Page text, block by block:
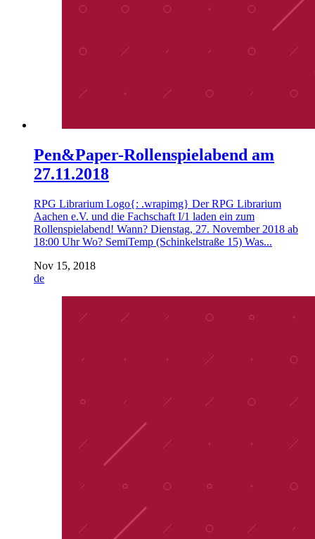
Pen&Paper-Rollenspielabend am
27.11.2018
RPG Librarium Logo{: .wrapimg} Der RPG Librarium
Aachen e.V. und die Fachschaft I/1 laden ein zum
Rollenspielabend! Wann? Dienstag, 27. November 2018 ab
18:00 Uhr Wo? SemiTemp (Schinkelstraße 15) Was...
Nov 15, 2018
de